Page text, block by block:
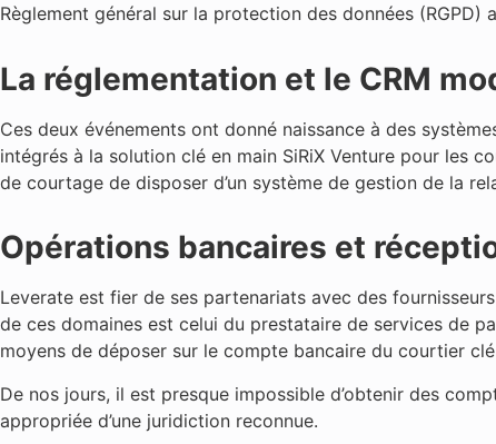
Règlement général sur la protection des données
La réglementation et le CRM
Ces deux événements ont donné naissance à des
intégrés à la solution clé en main SiRiX Venture pour les
de courtage de disposer d’un système de gestion de la
Opérations bancaires et
Leverate est fier de ses partenariats avec des
de ces domaines est celui du prestataire de services de
moyens de déposer sur le compte bancaire du courtier
De nos jours, il est presque impossible d’obtenir des
appropriée d’une juridiction reconnue.